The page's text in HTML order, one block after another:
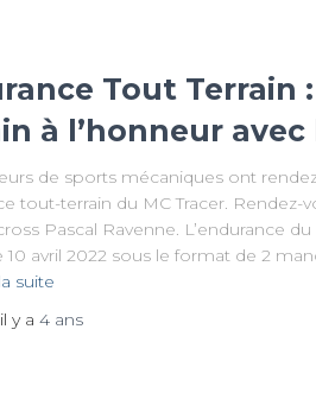
Tout Terrain
à l’honneur avec
de sports mécaniques ont
tout-terrain du MC Tracer. Rendez-
Pascal Ravenne. L’endurance
10 avril 2022 sous le format de 2
suite
y a 4 ans